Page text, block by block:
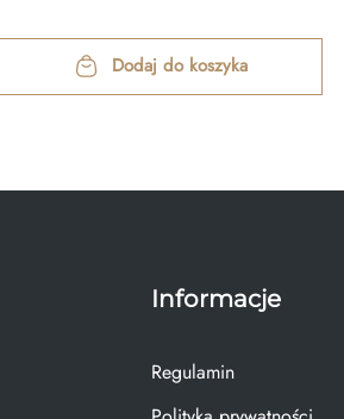
Dodaj do koszyka
Informacje
Regulamin